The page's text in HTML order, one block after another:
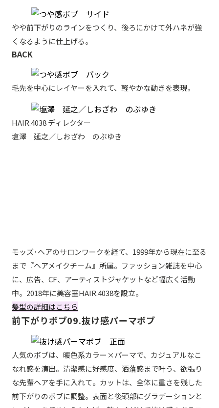
やや前下がりのラインをつくり、後ろにかけて外ハネが強
くなるように仕上げる。
BACK
毛先を中心にレイヤーを入れて、軽やかな動きを表現。
HAIR.4038 ディレクター
塩澤 延之／しおざわ のぶゆき
モッズ･ヘアのサロンワークを経て、1999年から現在に至る
まで『ヘアメイクチーム』所属。ファッション雑誌を中心
に、広告、CF、アーティストジャケットなど幅広く活動
中。2018年に美容室HAIR.4038を設立。
髪型の詳細はこちら
前下がりボブ09.抜け感パーマボブ
人気のボブは、暖色系カラー×パーマで、カジュアルなこ
なれ感を演出。清潔感に好感度、洒落感まで叶う、欲張り
な先輩ヘアを手に入れて。カットは、全体に重さを残した
前下がりのボブに調整。表面と後頭部にグラデーションと